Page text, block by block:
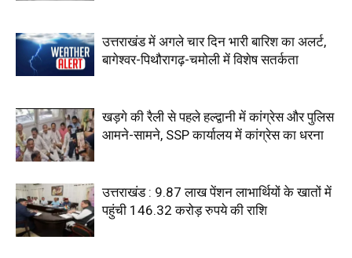
उत्तराखंड में अगले चार दिन भारी बारिश का अलर्ट,
बागेश्वर-पिथौरागढ़-चमोली में विशेष सतर्कता
खड़गे की रैली से पहले हल्द्वानी में कांग्रेस और पुलिस
आमने-सामने, SSP कार्यालय में कांग्रेस का धरना
उत्तराखंड : 9.87 लाख पेंशन लाभार्थियों के खातों में
पहुंची 146.32 करोड़ रुपये की राशि